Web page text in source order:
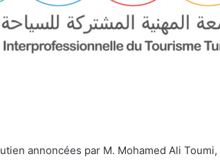
annoncées par M. Mohamed Ali